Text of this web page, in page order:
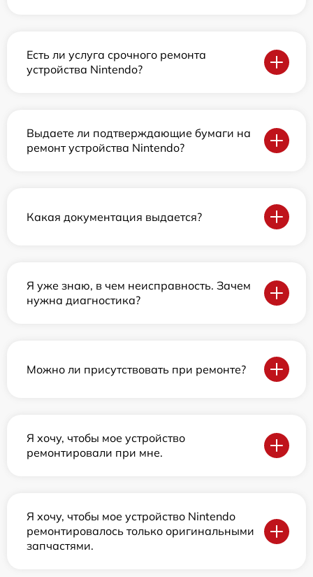
Есть ли услуга срочного ремонта
устройства Nintendo?
Выдаете ли подтверждающие бумаги на
ремонт устройства Nintendo?
Какая документация выдается?
Я уже знаю, в чем неисправность. Зачем
нужна диагностика?
Можно ли присутствовать при ремонте?
Я хочу, чтобы мое устройство
ремонтировали при мне.
Я хочу, чтобы мое устройство Nintendo
ремонтировалось только оригинальными
запчастями.